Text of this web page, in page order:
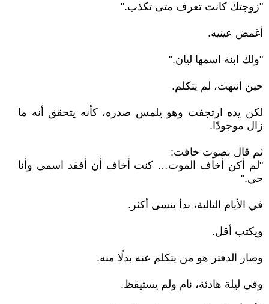
"زوجتك كانت تعرف متى تكذب."
أغمض عينيه.
"ولك ابنة اسمها ليان."
حين انتهت، لم يتكلم.
لكن يده ارتجفت وهو يلمس صدره، كأنه يتحقق أنه ما
زال موجودًا.
ثم قال بصوت خافت:
"لم أكن أخاف الموت… كنت أخاف أن أفقد اسمي وأنا
حي."
في الأيام التالية، بدأ ينسى أكثر.
ويكتب أقل.
وصار الدفتر هو من يتكلم عنه بدلًا منه.
وفي ليلة هادئة، نام ولم يستيقظ.